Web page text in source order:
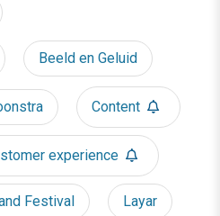
Beeld en Geluid
Content
experience
Festival Layar